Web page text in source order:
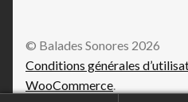
© Balades Sonores 2026
Conditions générales
WooCommerce